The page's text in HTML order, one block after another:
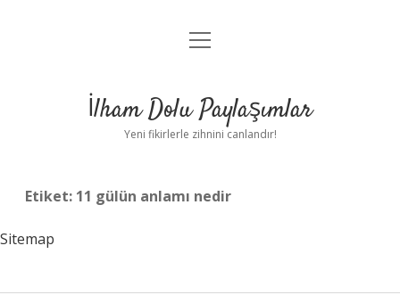
Anasayfa
Yasal Uyarı
menüyü
İlham Dolu Paylaşımlar
Yeni fikirlerle zihnini canlandır!
Etiket: 11 gülün anlamı nedir
Sitemap